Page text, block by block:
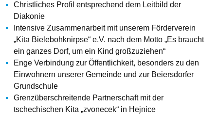
Christliches Profil entsprechend dem Leitbild der
Diakonie
Intensive Zusammenarbeit mit unserem Förderverein
„Kita Bielebohknirpse“ e.V. nach dem Motto „Es braucht
ein ganzes Dorf, um ein Kind großzuziehen“
Enge Verbindung zur Öffentlichkeit, besonders zu den
Einwohnern unserer Gemeinde und zur Beiersdorfer
Grundschule
Grenzüberschreitende Partnerschaft mit der
tschechischen Kita „zvonecek“ in Hejnice